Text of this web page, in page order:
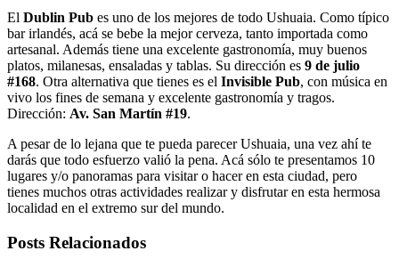
El Dublin Pub es uno de los mejores de todo Ushuaia. Como típico
bar irlandés, acá se bebe la mejor cerveza, tanto importada como
artesanal. Además tiene una excelente gastronomía, muy buenos
platos, milanesas, ensaladas y tablas. Su dirección es 9 de julio
#168. Otra alternativa que tienes es el Invisible Pub, con música en
vivo los fines de semana y excelente gastronomía y tragos.
Dirección: Av. San Martín #19.
A pesar de lo lejana que te pueda parecer Ushuaia, una vez ahí te
darás que todo esfuerzo valió la pena. Acá sólo te presentamos 10
lugares y/o panoramas para visitar o hacer en esta ciudad, pero
tienes muchos otras actividades realizar y disfrutar en esta hermosa
localidad en el extremo sur del mundo.
Posts Relacionados